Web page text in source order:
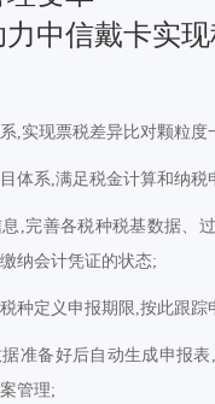
中信戴卡实
,实现票税差异比对颗粒度
体系,满足税金计算和纳税
,完善各税种税基数据、
纳会计凭证的状态;
种定义申报期限,按此跟踪
准备好后自动生成申报
管理;